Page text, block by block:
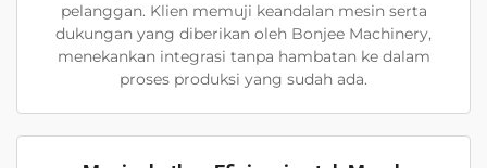
pelanggan. Klien memuji keandalan mesin serta
dukungan yang diberikan oleh Bonjee Machinery,
menekankan integrasi tanpa hambatan ke dalam
proses produksi yang sudah ada.